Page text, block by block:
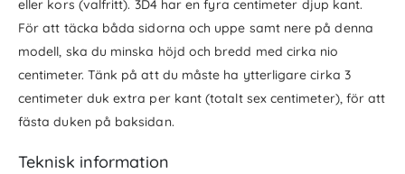
eller kors (valfritt). 3D4 har en fyra centimeter djup kant.
För att täcka båda sidorna och uppe samt nere på denna
modell, ska du minska höjd och bredd med cirka nio
centimeter. Tänk på att du måste ha ytterligare cirka 3
centimeter duk extra per kant (totalt sex centimeter), för att
fästa duken på baksidan.
Teknisk information